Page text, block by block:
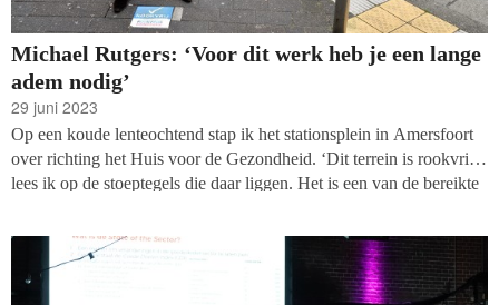
Michael Rutgers: ‘Voor dit werk heb je een lange
adem nodig’
29 juni 2023
Op een koude lenteochtend stap ik het stationsplein in Amersfoort
over richting het Huis voor de Gezondheid. ‘Dit terrein is rookvrij,’
lees ik op de stoeptegels die daar liggen. Het is een van de bereikte
zeventien jaar directeur van Longfonds. Ik ga langs bij een kleurrijk
figuur in de wereld van de gezondheidsfondsen en filantropie.
Iemand met wie het kan schuren, maar zeker ook goed toeven is.